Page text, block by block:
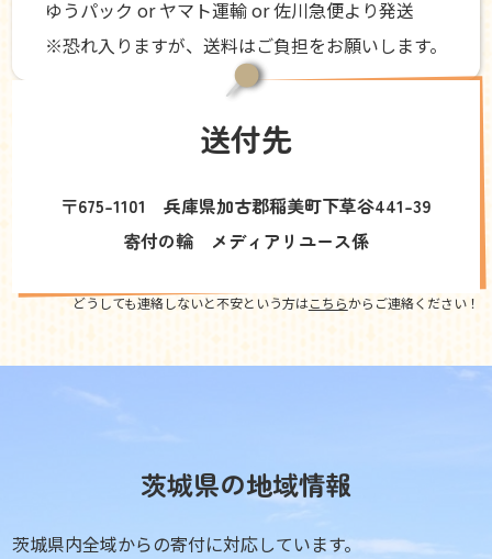
ゆうパック or ヤマト運輸 or 佐川急便より発送
※恐れ入りますが、送料はご負担をお願いします。
送付先
〒675-1101 兵庫県加古郡稲美町下草谷441-39
寄付の輪 メディアリユース係
どうしても連絡しないと不安という方はこちらからご連絡ください！
茨城県の地域情報
茨城県内全域からの寄付に対応しています。